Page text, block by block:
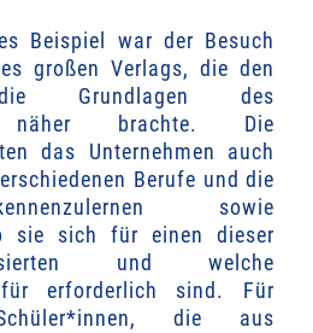
Beispiel war der Besuch
großen Verlags, die den
Grundlagen des
näher brachte. Die
das Unternehmen auch
Berufe und die
sowie
sie sich für einen dieser
und welche
erforderlich sind.
Für
die aus